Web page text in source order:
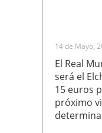
14 de Mayo,
El Real
será el
15 euros
próximo